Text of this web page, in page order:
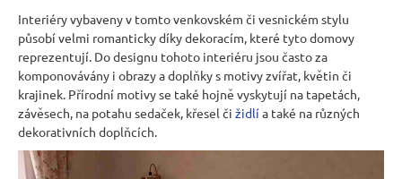
Interiéry vybaveny v tomto venkovském či vesnickém stylu
působí velmi romanticky díky dekoracím, které tyto domovy
reprezentují. Do designu tohoto interiéru jsou často za
komponovávány i obrazy a doplňky s motivy zvířat, květin či
krajinek. Přírodní motivy se také hojně vyskytují na tapetách,
závěsech, na potahu sedaček, křesel či židlía také na různých
dekorativních doplňcích.